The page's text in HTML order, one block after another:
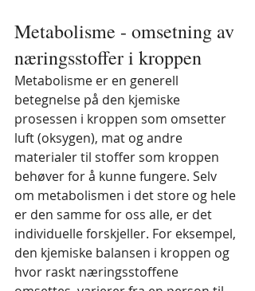
Metabolisme - omsetning av
næringsstoffer i kroppen
Metabolisme er en generell
betegnelse på den kjemiske
prosessen i kroppen som omsetter
luft (oksygen), mat og andre
materialer til stoffer som kroppen
behøver for å kunne fungere. Selv
om metabolismen i det store og hele
er den samme for oss alle, er det
individuelle forskjeller. For eksempel,
den kjemiske balansen i kroppen og
hvor raskt næringsstoffene